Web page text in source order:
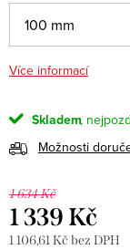
Více informací
Skladem
Možnosti
1 634 Kč
1 339 Kč
1 106,61 Kč bez DPH